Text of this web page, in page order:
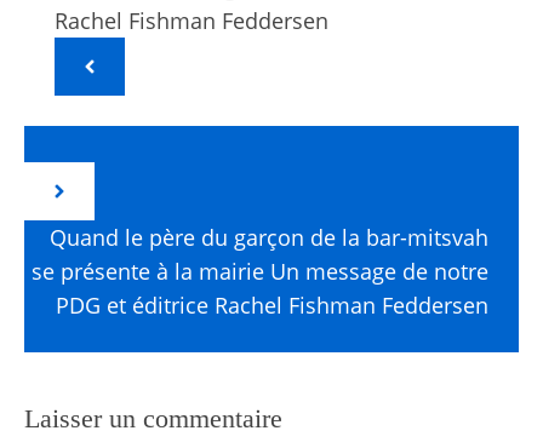
Rachel Fishman Feddersen
Quand le père du garçon de la bar-mitsvah
se présente à la mairie Un message de notre
PDG et éditrice Rachel Fishman Feddersen
Laisser un commentaire